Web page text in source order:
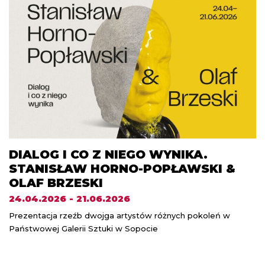
DIALOG I CO Z NIEGO WYNIKA.
STANISŁAW HORNO-POPŁAWSKI &
OLAF BRZESKI
24.04.2026 - 21.06.2026
Prezentacja rzeźb dwojga artystów różnych pokoleń w
Państwowej Galerii Sztuki w Sopocie